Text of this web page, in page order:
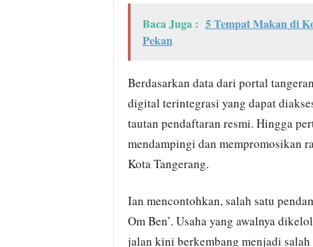
Baca Juga : 5 Tempat Makan di
Pekan
Berdasarkan data dari portal
digital terintegrasi yang dapat
tautan pendaftaran resmi. Hingga
mendampingi dan mempromosikan
Kota Tangerang.
Ian mencontohkan, salah satu
Om Ben’. Usaha yang awalnya
jalan kini berkembang menjadi